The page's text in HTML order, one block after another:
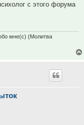
с этого форума
мне(с) (Молитва